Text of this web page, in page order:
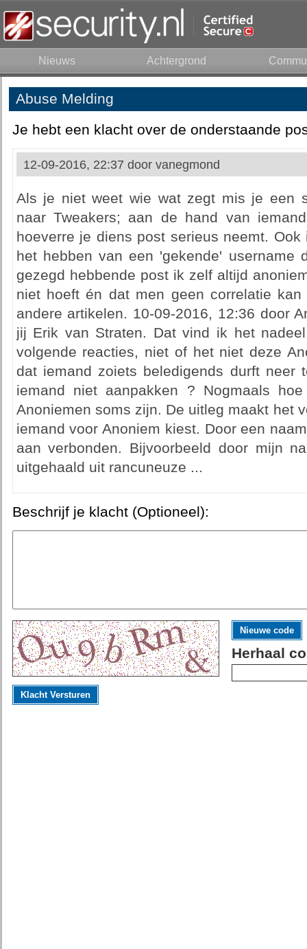
Nieuws Achtergrond
Abuse Melding
Je hebt een klacht over de onderstaande
12-09-2016, 22:37 door vanegmond
Als je niet weet wie wat zegt mis je een
naar Tweakers; aan de hand van
hoeverre je diens post serieus neemt.
het hebben van een 'gekende' username
gezegd hebbende post ik zelf altijd
niet hoeft én dat men geen correlatie
andere artikelen. 10-09-2016, 12:36 door
jij Erik van Straten. Dat vind ik het
volgende reacties, niet of het niet deze
dat iemand zoiets beledigends durft neer
iemand niet aanpakken ? Nogmaals
Anoniemen soms zijn. De uitleg maakt het
iemand voor Anoniem kiest. Door een
aan verbonden. Bijvoorbeeld door mijn
uitgehaald uit rancuneuze ...
Beschrijf je klacht (Optioneel):
Nieuwe code
Herhaal
Klacht Versturen